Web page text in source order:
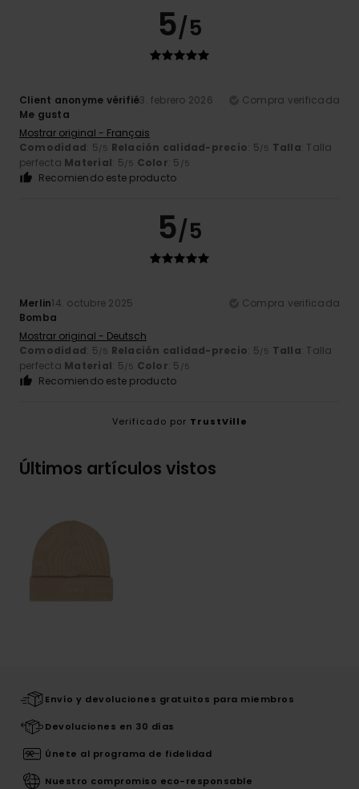
5/5
Client anonyme vérifié3. febrero 2026
Compra verificada
Me gusta
Mostrar original - Français
Comodidad: 5/5 Relación calidad-precio: 5/5 Talla: Talla
perfecta Material: 5/5 Color: 5 /5
Recomiendo este producto
5/5
Merlin14. octubre 2025
Compra verificada
Bomba
Mostrar original - Deutsch
Comodidad: 5/5 Relación calidad-precio: 5/5 Talla: Talla
perfecta Material: 5/5 Color: 5 /5
Recomiendo este producto
Verificado por TrustVille
Últimos artículos vistos
Envío y devoluciones gratuitos para miembros
Devoluciones en 30 días
Únete al programa de fidelidad
Nuestro compromiso eco-responsable